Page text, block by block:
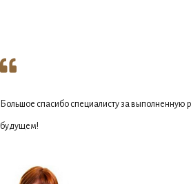
Большое спасибо специалисту за выполненную
будущем!